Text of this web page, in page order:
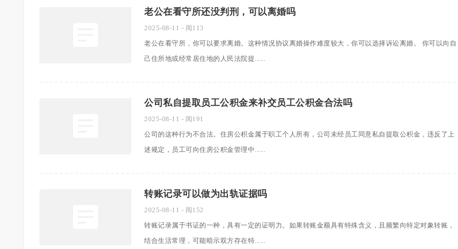
老公在看守所还没判刑，可以离婚吗
2025-08-11 - 阅113
老公在看守所，你可以要求离婚。这种情况协议离婚操作难度较大，你可以选择诉讼离婚。 你可以向自
己住所地或经常居住地的人民法院提......
公司私自提取员工公积金来补交员工公积金合法吗
2025-08-11 - 阅191
公司的这种行为不合法。住房公积金属于职工个人所有，公司未经员工同意私自提取公积金，违反了上
述规定，员工可向住房公积金管理中......
转账记录可以做为出轨证据吗
2025-08-11 - 阅152
转账记录属于书证的一种，具有一定的证明力。如果转账金额具有特殊含义，且频繁向特定对象转账，
结合生活常理，可能暗示双方存在特......